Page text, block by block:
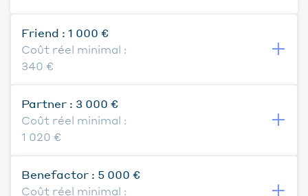
Friend : 1 000 €
Coût réel minimal :
340 €
Partner : 3 000 €
Coût réel minimal :
1 020 €
Benefactor : 5 000 €
Coût réel minimal :